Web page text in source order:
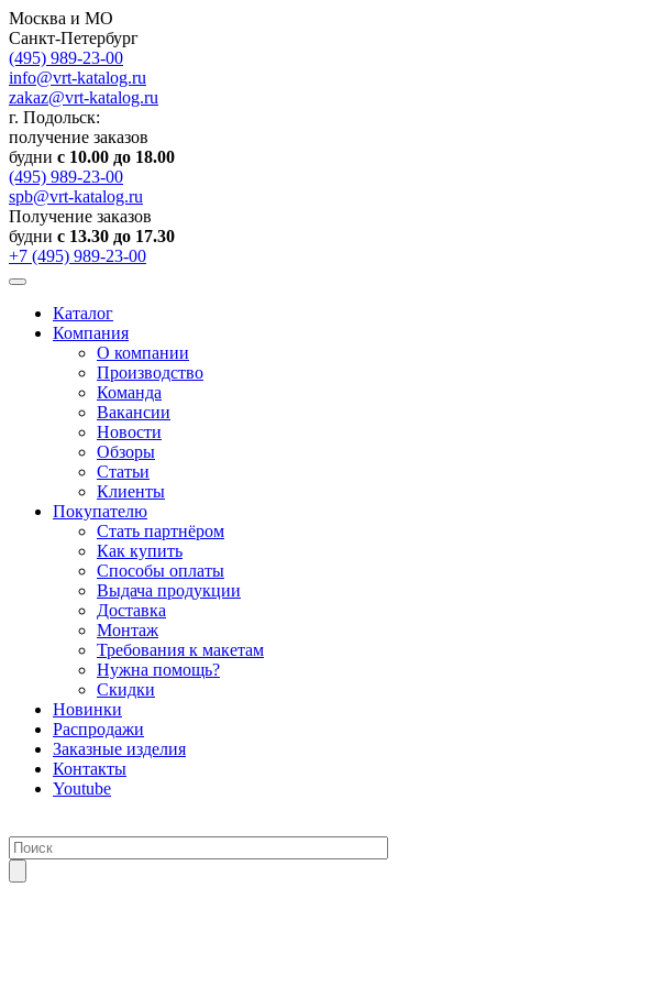
Москва и МО
Санкт-Петербург
(495) 989-23-00
info@vrt-katalog.ru
zakaz@vrt-katalog.ru
г. Подольск:
получение заказов
будни с 10.00 до 18.00
(495) 989-23-00
spb@vrt-katalog.ru
Получение заказов
будни с 13.30 до 17.30
+7 (495) 989-23-00
Каталог
Компания
О компании
Производство
Команда
Вакансии
Новости
Обзоры
Статьи
Клиенты
Покупателю
Стать партнёром
Как купить
Способы оплаты
Выдача продукции
Доставка
Монтаж
Требования к макетам
Нужна помощь?
Скидки
Новинки
Распродажи
Заказные изделия
Контакты
Youtube